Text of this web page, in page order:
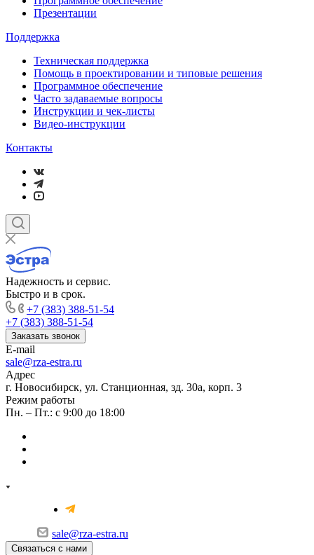
Презентации
Поддержка
Техническая поддержка
Помощь в проектировании и типовые решения
Программное обеспечение
Часто задаваемые вопросы
Инструкции и чек-листы
Видео-инструкции
Контакты
Надежность и сервис.
Быстро и в срок.
+7 (383) 388-51-54
+7 (383) 388-51-54
Заказать звонок
E-mail
sale@rza-estra.ru
Адрес
г. Новосибирск, ул. Станционная, зд. 30а, корп. 3
Режим работы
Пн. – Пт.: с 9:00 до 18:00
sale@rza-estra.ru
Связаться с нами